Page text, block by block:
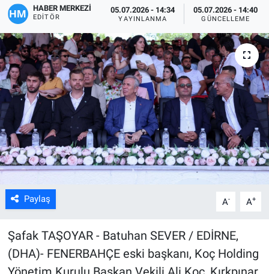
HABER MERKEZİ
EDITÖR
05.07.2026 - 14:34
YAYINLANMA
05.07.2026 - 14:40
GÜNCELLEME
Paylaş A- A+
Şafak TAŞOYAR - Batuhan SEVER / EDİRNE,
(DHA)- FENERBAHÇE eski başkanı, Koç Holding
Sağlık
Eğitim
Yaşam
Kültür Sanat
Bilim ve Teknoloji
Genel
Son Dakika Haberleri
Haber Arşivi